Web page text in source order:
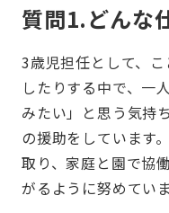
質問1.どんな
3歳児担任として、
したりする中で、一
みたい」と思う気持
の援助をしています
取り、家庭と園で協
がるように努めていま